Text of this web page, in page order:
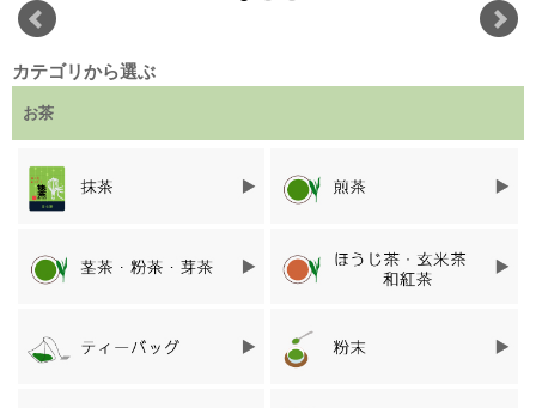
長寿の里といわれる、静岡県掛川市の特産になっている深蒸し煎
な緑色をしているのが特徴です。
掛川のお茶畑の多くが、なだらかな丘にあり、日差しをたっぷり
す。そこで、渋みを和らげ、飲みやすくするために編み出された
方法が、『深蒸し』と呼ばれる製法です。
普通煎茶よりも蒸し時間を2～3倍長くすることで、茶葉の組織が
ぼろぼろになり、本来溶け出さない茶葉の栄養成分まで摂取でき
カテゴリから選ぶ
お茶